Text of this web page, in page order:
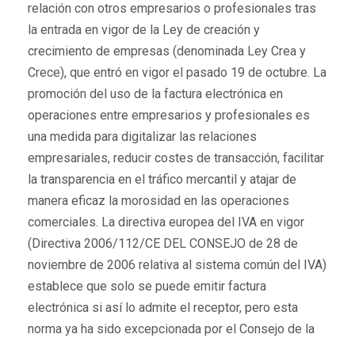
relación con otros empresarios o profesionales tras
la entrada en vigor de la Ley de creación y
crecimiento de empresas (denominada Ley Crea y
Crece), que entró en vigor el pasado 19 de octubre. La
promoción del uso de la factura electrónica en
operaciones entre empresarios y profesionales es
una medida para digitalizar las relaciones
empresariales, reducir costes de transacción, facilitar
la transparencia en el tráfico mercantil y atajar de
manera eficaz la morosidad en las operaciones
comerciales. La directiva europea del IVA en vigor
(Directiva 2006/112/CE DEL CONSEJO de 28 de
noviembre de 2006 relativa al sistema común del IVA)
establece que solo se puede emitir factura
electrónica si así lo admite el receptor, pero esta
norma ya ha sido excepcionada por el Consejo de la